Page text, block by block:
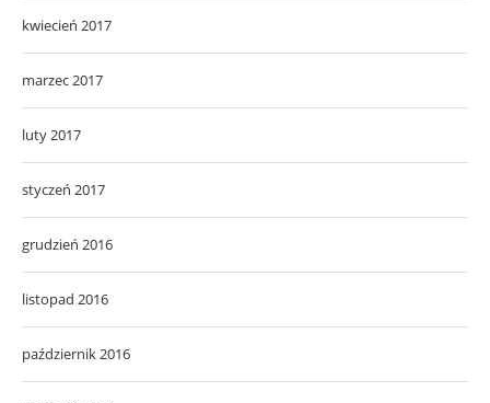
kwiecień 2017
marzec 2017
luty 2017
styczeń 2017
grudzień 2016
listopad 2016
październik 2016